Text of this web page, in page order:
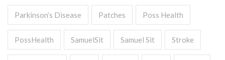
Parkinson’s Disease Patches Poss Health
PossHealth SamuelSit Samuel Sit Stroke